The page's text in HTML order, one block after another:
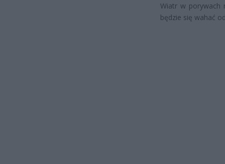
Wiatr w porywach
będzie się wahać